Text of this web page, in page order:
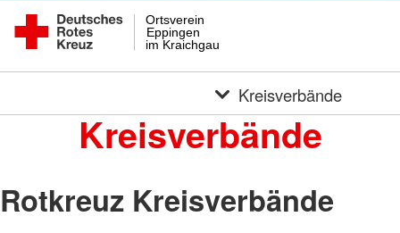
im Kraichgau
Eppingen
Ortsverein
Kreisverbände
Kreisverbände
Rotkreuz Kreisverbände